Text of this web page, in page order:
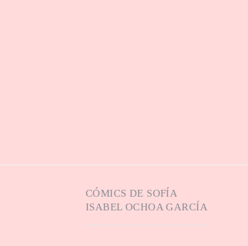
CÓMICS DE SOFÍA
ISABEL OCHOA GARCÍA